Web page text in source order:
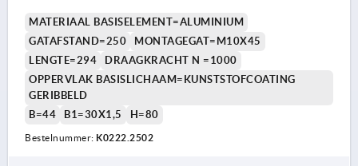
MATERIAAL BASISELEMENT=ALUMINIUM
GATAFSTAND=250
MONTAGEGAT=M10X45
LENGTE=294
DRAAGKRACHT N =1000
OPPERVLAK BASISLICHAAM=KUNSTSTOFCOATING
GERIBBELD
B=44
B1=30X1,5 H=80
Bestelnummer: K0222.2502